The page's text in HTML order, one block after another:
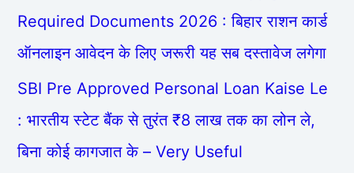
Required Documents 2026 : बिहार राशन कार्ड
ऑनलाइन आवेदन के लिए जरूरी यह सब दस्तावेज लगेगा
SBI Pre Approved Personal Loan Kaise Le
: भारतीय स्टेट बैंक से तुरंत ₹8 लाख तक का लोन ले,
बिना कोई कागजात के – Very Useful